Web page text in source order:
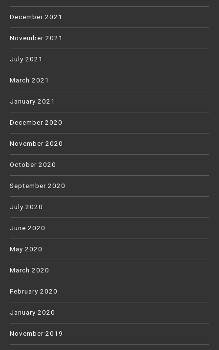
December 2021
November 2021
July 2021
March 2021
January 2021
December 2020
November 2020
October 2020
September 2020
July 2020
June 2020
May 2020
March 2020
February 2020
January 2020
November 2019